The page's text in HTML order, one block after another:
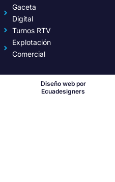
Gaceta
Digital
Turnos RTV
Explotación
Comercial
Diseño web por
Ecuadesigners